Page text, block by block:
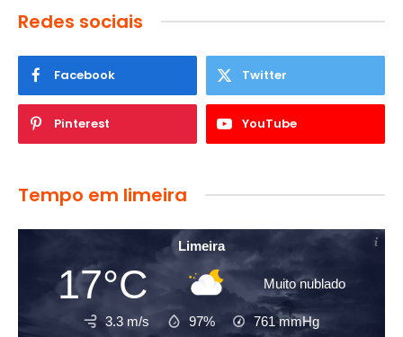
Redes sociais
Facebook Twitter
Pinterest YouTube
Tempo em limeira
Limeira
17°C Muito nublado
3.3 m/s 97% 761mmHg